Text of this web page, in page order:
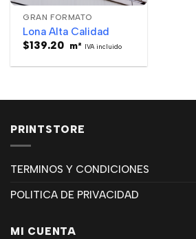
GRAN FORMATO
Lona Alta Calidad
$139.20 m² IVA incluido
PRINTSTORE
TERMINOS Y CONDICIONES
POLITICA DE PRIVACIDAD
MI CUENTA